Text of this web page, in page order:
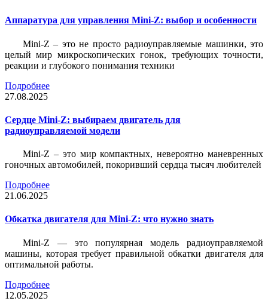
Аппаратура для управления Mini-Z: выбор и особенности
Mini-Z – это не просто радиоуправляемые машинки, это
целый мир микроскопических гонок, требующих точности,
реакции и глубокого понимания техники
Подробнее
27.08.2025
Сердце Mini-Z: выбираем двигатель для
радиоуправляемой модели
Mini-Z – это мир компактных, невероятно маневренных
гоночных автомобилей, покоривший сердца тысяч любителей
Подробнее
21.06.2025
Обкатка двигателя для Mini-Z: что нужно знать
Mini-Z — это популярная модель радиоуправляемой
машины, которая требует правильной обкатки двигателя для
оптимальной работы.
Подробнее
12.05.2025